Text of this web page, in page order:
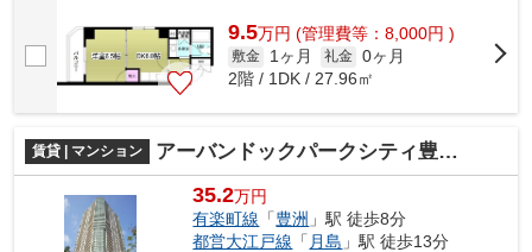
す。 近隣には公園や庭園など、緑...
9.5万円 (管理費等：8,000円 )
敷金 1ヶ月 礼金 0ヶ月
2階 / 1DK / 27.96㎡
賃貸 | マンション アーバンドックパークシティ豊洲タワーＡ棟
35.2万円
有楽町線 「豊洲 」駅 徒歩8分
都営大江戸線 「 月島 」駅 徒歩13分